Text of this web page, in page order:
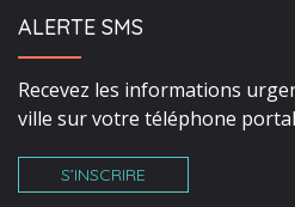
ALERTE SMS
Recevez les informations
ville sur votre téléphone
S’INSCRIRE